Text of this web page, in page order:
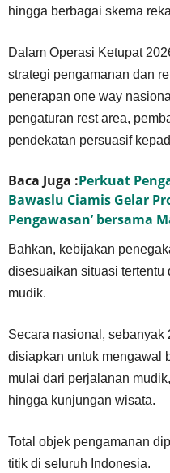
hingga berbagai skema
Dalam Operasi Ketupat
strategi pengamanan dan
penerapan one way
pengaturan rest area,
pendekatan persuasif
Baca Juga :Perkuat
Bawaslu Ciamis Gelar
Pengawasan’ bersama
Bahkan, kebijakan
disesuaikan situasi
mudik.
Secara nasional, sebanyak
disiapkan untuk mengawal
mulai dari perjalanan
hingga kunjungan wisata.
Total objek pengamanan
titik di seluruh Indonesia.